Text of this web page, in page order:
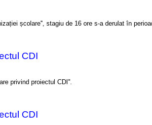
școlare'', stagiu de 16 ore s-a derulat în
CDI
privind proiectul CDI''.
CDI